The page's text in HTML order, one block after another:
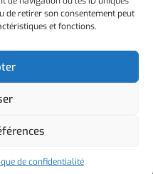
de retirer son consentement peut
et fonctions.
de confidentialité
Ok
• Website By Elixir Lab
Mention Légales